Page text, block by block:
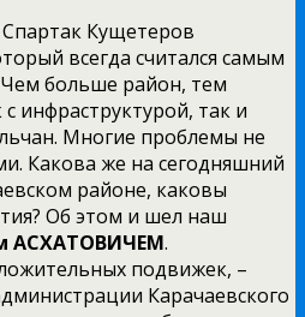
Кущетеров
всегда считался самым
больше район, тем
инфраструктурой, так и
Многие проблемы не
Какова же на сегодняшний
районе, каковы
Об этом и шел наш
АСХАТОВИЧЕМ.
подвижек, –
Карачаевского